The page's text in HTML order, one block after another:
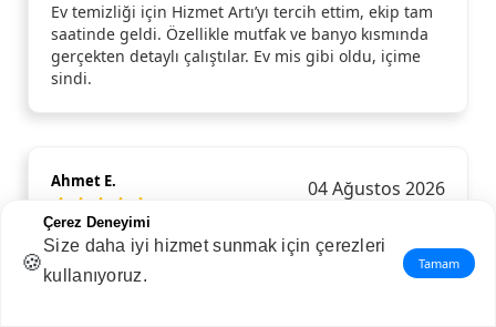
Ev temizliği için Hizmet Artı’yı tercih ettim, ekip tam
saatinde geldi. Özellikle mutfak ve banyo kısmında
gerçekten detaylı çalıştılar. Ev mis gibi oldu, içime
sindi.
Ahmet E. 04 Ağustos 2026
Evim için detaylı temizlik hizmeti aldım ve açıkçası
bu kadar fark yaratacağını beklemiyordum. Özellikle
mutfak ve banyoda yapılan temizlik gerçekten ince
🍪
Çerez Deneyimi
Size daha iyi hizmet sunmak için çerezleri
kullanıyoruz.
Tamam